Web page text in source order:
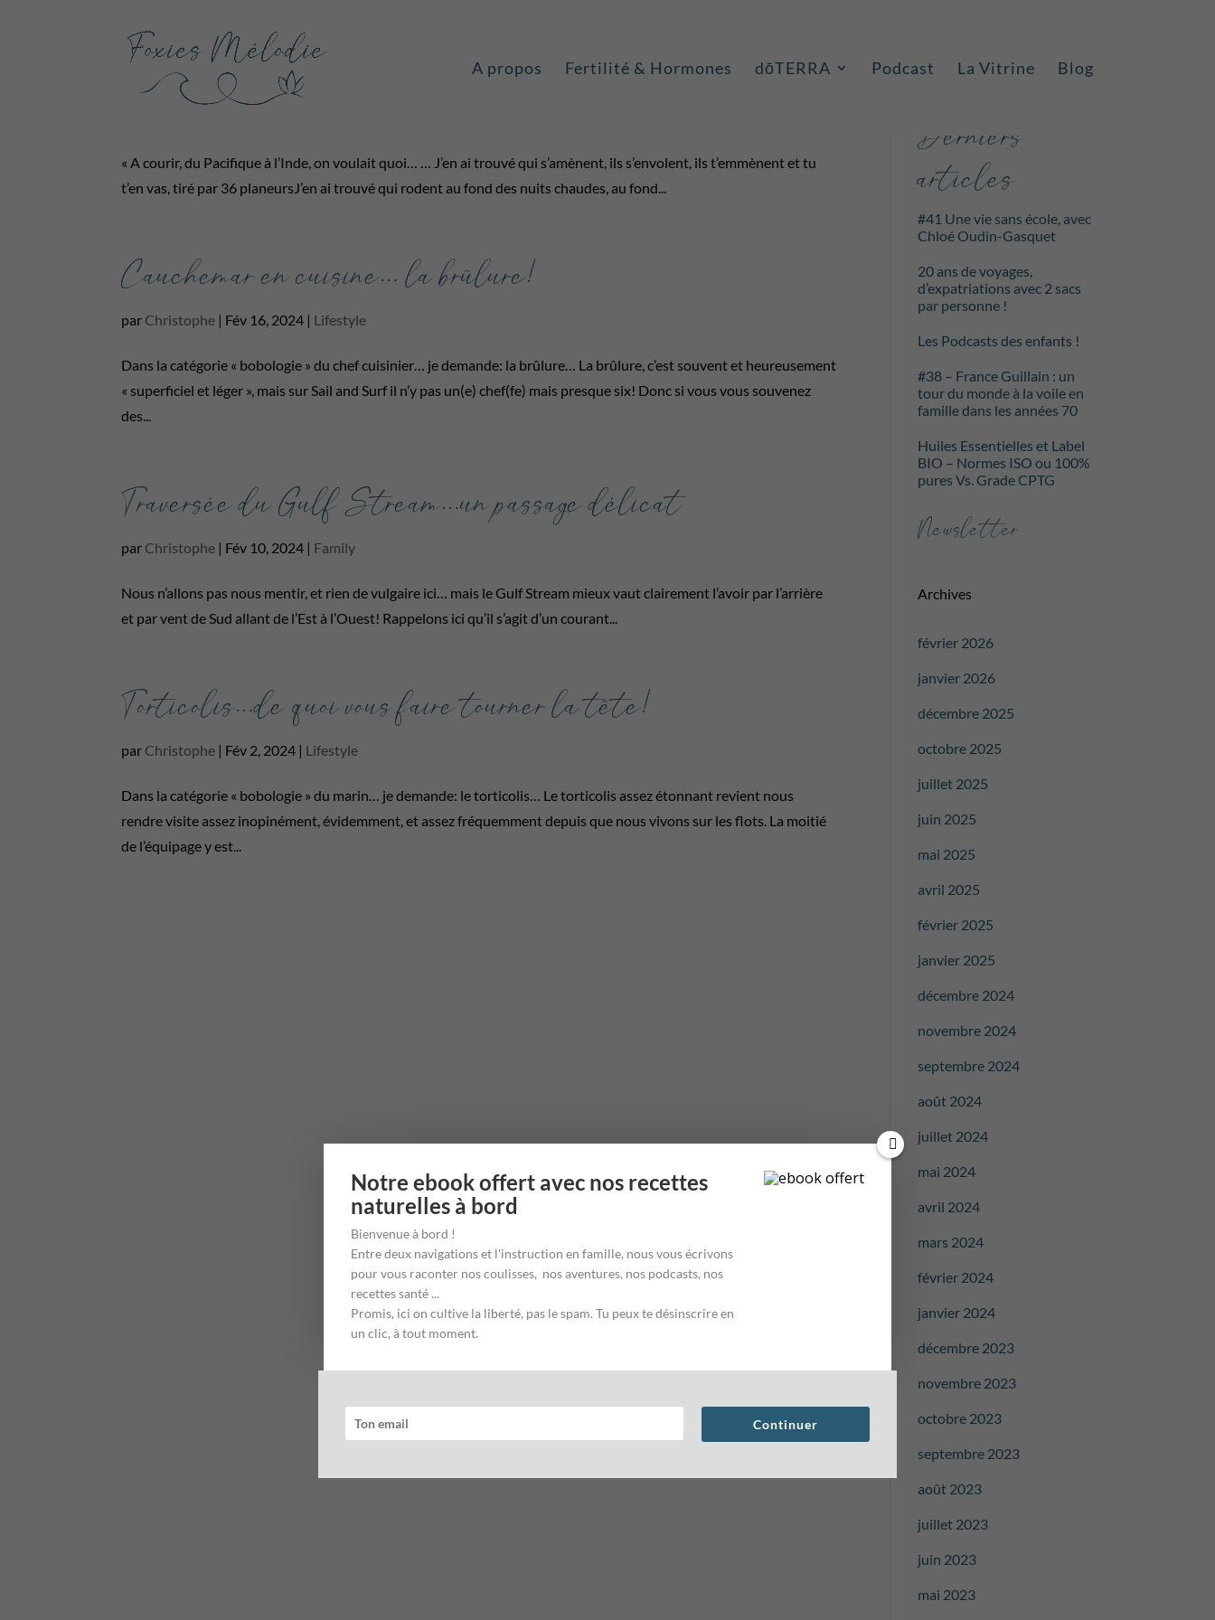
A propos Fertilité & Hormones dōTERRA Podcast La Vitrine Blog
Juste des jours meilleurs!
« A courir, du Pacifique à l’Inde, on voulait quoi… … J’en ai trouvé qui s’amènent, ils s’envolent, ils t’emmènent et tu
t’en vas, tiré par 36 planeursJ’en ai trouvé qui rodent au fond des nuits chaudes, au fond...
Cauchemar en cuisine… la brûlure!
par Christophe | Fév 16, 2024 | Lifestyle
Dans la catégorie « bobologie » du chef cuisinier… je demande: la brûlure… La brûlure, c’est souvent et heureusement
« superficiel et léger », mais sur Sail and Surf il n’y pas un(e) chef(fe) mais presque six! Donc si vous vous souvenez
des...
Traversée du Gulf Stream…un passage délicat
par Christophe | Fév 10, 2024 | Family
Nous n’allons pas nous mentir, et rien de vulgaire ici… mais le Gulf Stream mieux vaut clairement l’avoir par l’arrière
et par vent de Sud allant de l’Est à l’Ouest! Rappelons ici qu’il s’agit d’un courant...
Torticolis…de quoi vous faire tourner la tête!
par Christophe | Fév 2, 2024 | Lifestyle
Dans la catégorie « bobologie » du marin… je demande: le torticolis… Le torticolis assez étonnant revient nous
rendre visite assez inopinément, évidemment, et assez fréquemment depuis que nous vivons sur les flots. La moitié
de l’équipage y est...
Rechercher
Derniers
articles
#41 Une vie sans école, avec
Chloé Oudin-Gasquet
20 ans de voyages,
d’expatriations avec 2 sacs
par personne !
Les Podcasts des enfants !
#38 – France Guillain : un
tour du monde à la voile en
famille dans les années 70
Huiles Essentielles et Label
BIO – Normes ISO ou 100%
pures Vs. Grade CPTG
Newsletter
Archives
février 2026
janvier 2026
décembre 2025
octobre 2025
juillet 2025
juin 2025
mai 2025
avril 2025
février 2025
janvier 2025
décembre 2024
novembre 2024
septembre 2024
août 2024
juillet 2024
mai 2024
avril 2024
mars 2024
février 2024
janvier 2024
décembre 2023
novembre 2023
octobre 2023
septembre 2023
août 2023
juillet 2023
juin 2023
mai 2023
Notre ebook offert avec nos recettes
naturelles à bord
Bienvenue à bord !
Entre deux navigations et l'instruction en famille, nous vous écrivons
pour vous raconter nos coulisses, nos aventures, nos podcasts, nos
recettes santé ...
Promis, ici on cultive la liberté, pas le spam. Tu peux te désinscrire en
un clic, à tout moment.
Continuer